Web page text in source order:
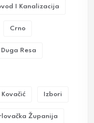
I Kanalizacija
Crno
Duga Resa
Izbori
Županija